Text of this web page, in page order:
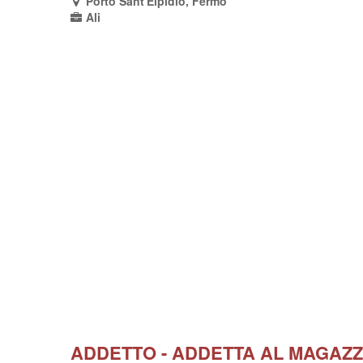
Ali
ADDETTO - ADDETTA AL